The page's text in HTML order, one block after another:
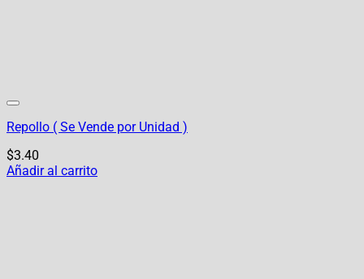
Repollo ( Se Vende por Unidad )
$3.40
Añadir al carrito